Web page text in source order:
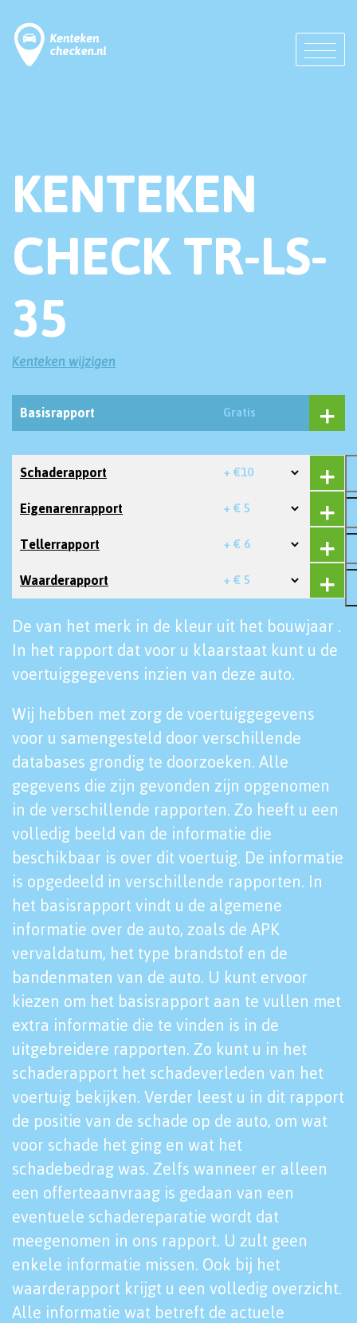
KENTEKEN
CHECK TR-LS-
35
Kenteken wijzigen
Basisrapport Gratis
Schaderapport + €10
Eigenarenrapport + € 5
Tellerrapport + € 6
Waarderapport + € 5
De van het merk in de kleur uit het bouwjaar .
In het rapport dat voor u klaarstaat kunt u de
voertuiggegevens inzien van deze auto.
Wij hebben met zorg de voertuiggegevens
voor u samengesteld door verschillende
databases grondig te doorzoeken. Alle
gegevens die zijn gevonden zijn opgenomen
in de verschillende rapporten. Zo heeft u een
volledig beeld van de informatie die
beschikbaar is over dit voertuig. De informatie
is opgedeeld in verschillende rapporten. In
het basisrapport vindt u de algemene
informatie over de auto, zoals de APK
vervaldatum, het type brandstof en de
bandenmaten van de auto. U kunt ervoor
kiezen om het basisrapport aan te vullen met
extra informatie die te vinden is in de
uitgebreidere rapporten. Zo kunt u in het
schaderapport het schadeverleden van het
voertuig bekijken. Verder leest u in dit rapport
de positie van de schade op de auto, om wat
voor schade het ging en wat het
schadebedrag was. Zelfs wanneer er alleen
een offerteaanvraag is gedaan van een
eventuele schadereparatie wordt dat
meegenomen in ons rapport. U zult geen
enkele informatie missen. Ook bij het
waarderapport krijgt u een volledig overzicht.
Alle informatie wat betreft de actuele